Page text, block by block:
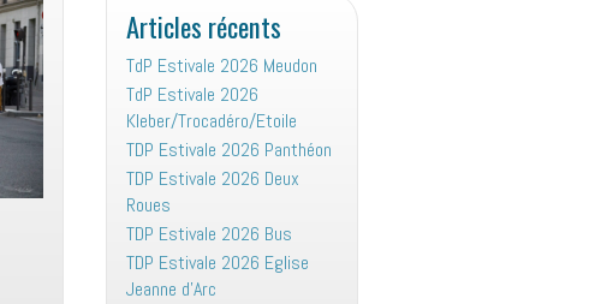
Articles récents
TdP Estivale 2026 Meudon
TdP Estivale 2026
Kleber/Trocadéro/Etoile
TDP Estivale 2026 Panthéon
TDP Estivale 2026 Deux
Roues
TDP Estivale 2026 Bus
TDP Estivale 2026 Eglise
Jeanne d’Arc